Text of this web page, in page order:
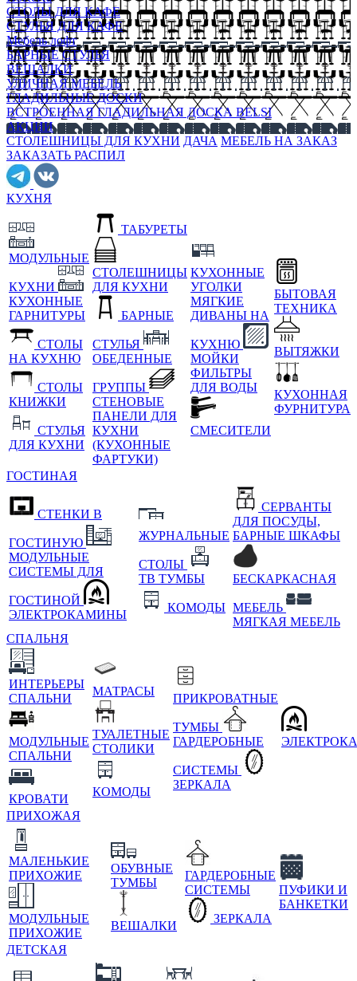
СТОЛЫ ДЛЯ КАФЕ
СТУЛЬЯ ДЛЯ КАФЕ
Мебель лофт
БАРНЫЕ СТУЛЬЯ
ВЕШАЛКИ
УЛИЧНАЯ МЕБЕЛЬ
ГЛАДИЛЬНЫЕ ДОСКИ
ВСТРОЕННАЯ ГЛАДИЛЬНАЯ ДОСКА BELSI
АКЦИИ
СТОЛЕШНИЦЫ ДЛЯ КУХНИ ДАЧА МЕБЕЛЬ НА ЗАКАЗ
ЗАКАЗАТЬ РАСПИЛ
КУХНЯ
МОДУЛЬНЫЕ
КУХНИ
КУХОННЫЕ
ГАРНИТУРЫ
СТОЛЫ
НА КУХНЮ
СТОЛЫ
КНИЖКИ
СТУЛЬЯ
ДЛЯ КУХНИ
ТАБУРЕТЫ
СТОЛЕШНИЦЫ
ДЛЯ КУХНИ
БАРНЫЕ
СТУЛЬЯ
ОБЕДЕННЫЕ
ГРУППЫ
СТЕНОВЫЕ
ПАНЕЛИ ДЛЯ
КУХНИ
(КУХОННЫЕ
ФАРТУКИ)
КУХОННЫЕ
УГОЛКИ
МЯГКИЕ
ДИВАНЫ НА
КУХНЮ
МОЙКИ
ФИЛЬТРЫ
ДЛЯ ВОДЫ
СМЕСИТЕЛИ
БЫТОВАЯ
ТЕХНИКА
ВЫТЯЖКИ
КУХОННАЯ
ФУРНИТУРА
ГОСТИНАЯ
СТЕНКИ В
ГОСТИНУЮ
МОДУЛЬНЫЕ
СИСТЕМЫ ДЛЯ
ГОСТИНОЙ
ЭЛЕКТРОКАМИНЫ
ЖУРНАЛЬНЫЕ
СТОЛЫ
ТВ ТУМБЫ
КОМОДЫ
СЕРВАНТЫ
ДЛЯ ПОСУДЫ,
БАРНЫЕ ШКАФЫ
БЕСКАРКАСНАЯ
МЕБЕЛЬ
МЯГКАЯ МЕБЕЛЬ
СПАЛЬНЯ
ИНТЕРЬЕРЫ
СПАЛЬНИ
МОДУЛЬНЫЕ
СПАЛЬНИ
КРОВАТИ
МАТРАСЫ
ТУАЛЕТНЫЕ
СТОЛИКИ
КОМОДЫ
ПРИКРОВАТНЫЕ
ТУМБЫ
ГАРДЕРОБНЫЕ
СИСТЕМЫ
ЗЕРКАЛА
ПРИХОЖАЯ
МАЛЕНЬКИЕ
ПРИХОЖИЕ
МОДУЛЬНЫЕ
ПРИХОЖИЕ
ОБУВНЫЕ
ТУМБЫ
ВЕШАЛКИ
ГАРДЕРОБНЫЕ
СИСТЕМЫ
ЗЕРКАЛА
ПУФИКИ И
БАНКЕТКИ
ДЕТСКАЯ